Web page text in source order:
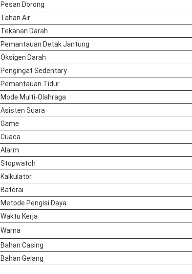
Pesan Dorong
Tahan Air
Tekanan Darah
Pemantauan Detak Jantung
Oksigen Darah
Pengingat Sedentary
Pemantauan Tidur
Mode Multi-Olahraga
Asisten Suara
Game
Cuaca
Alarm
Stopwatch
Kalkulator
Baterai
Metode Pengisi Daya
Waktu Kerja
Warna
Bahan Casing
Bahan Gelang